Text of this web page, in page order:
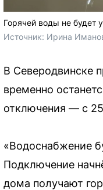
Горячей воды не будет
Источник: Ирина
В Северодвинске
временно
отключения — с
«Водоснабжение
Подключение
дома получают